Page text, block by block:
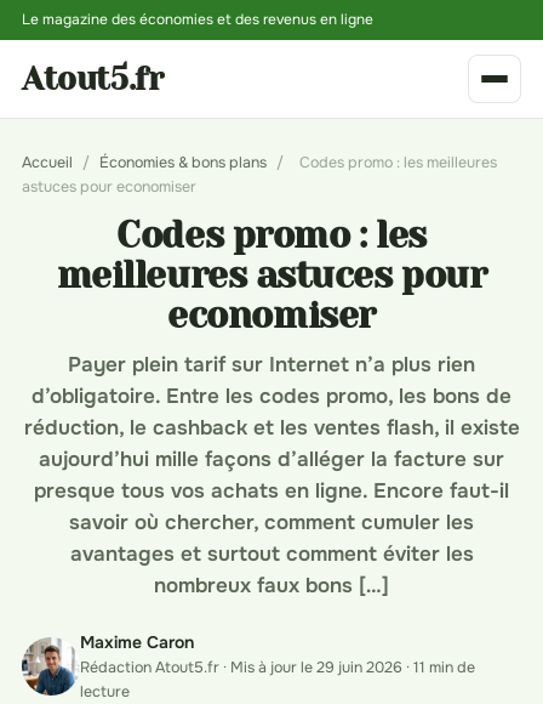
Le magazine des économies et des revenus en ligne
Atout5.fr
Accueil / Économies & bons plans /
Codes promo : les meilleures
astuces pour economiser
Codes promo : les
meilleures astuces pour
economiser
Payer plein tarif sur Internet n’a plus rien
d’obligatoire. Entre les codes promo, les bons de
réduction, le cashback et les ventes flash, il existe
aujourd’hui mille façons d’alléger la facture sur
presque tous vos achats en ligne. Encore faut-il
savoir où chercher, comment cumuler les
avantages et surtout comment éviter les
nombreux faux bons […]
Maxime Caron
Rédaction Atout5.fr · Mis à jour le 29 juin 2026 · 11 min de
lecture